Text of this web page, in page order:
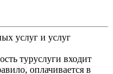
услуг и услуг
туруслуги входит
оплачивается в